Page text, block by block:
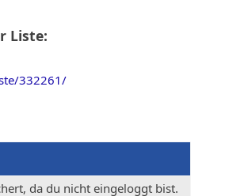
Liste:
332261/
da du nicht eingeloggt bist.